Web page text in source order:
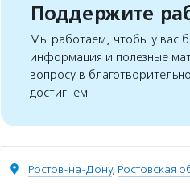
Поддержите
Мы работаем, чтобы у вас
информация и полезные
вопросу в
достигнем
Ростов-на-Дону, Ростовская